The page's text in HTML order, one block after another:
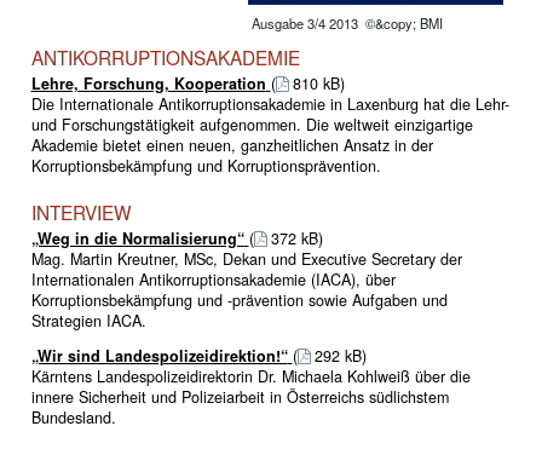
Ausgabe 3/4 2013 ©&copy; BMI
ANTIKORRUPTIONSAKADEMIE
Lehre, Forschung, Kooperation (
810 kB)
Die Internationale Antikorruptionsakademie in Laxenburg hat die Lehr-
und Forschungstätigkeit aufgenommen. Die weltweit einzigartige
Akademie bietet einen neuen, ganzheitlichen Ansatz in der
Korruptionsbekämpfung und Korruptionsprävention.
INTERVIEW
„Weg in die Normalisierung“ (
372 kB)
Mag. Martin Kreutner, MSc, Dekan und Executive Secretary der
Internationalen Antikorruptionsakademie (IACA), über
Korruptionsbekämpfung und -prävention sowie Aufgaben und
Strategien IACA.
„Wir sind Landespolizeidirektion!“ (
292 kB)
Kärntens Landespolizeidirektorin Dr. Michaela Kohlweiß über die
innere Sicherheit und Polizeiarbeit in Österreichs südlichstem
Bundesland.